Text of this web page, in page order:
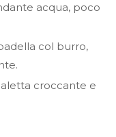
acqua, poco
col burro,
croccante e